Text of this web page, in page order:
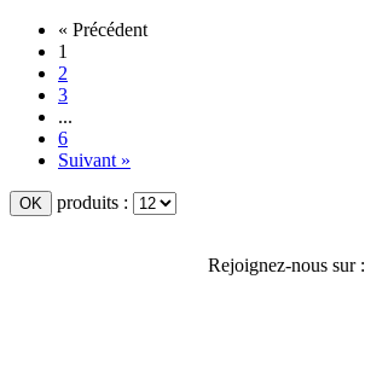
« Précédent
1
2
3
...
6
Suivant »
produits :
Rejoignez-nous sur :